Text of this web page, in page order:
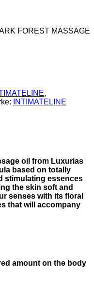
FOREST MASSAGE
,
INTIMATELINE
oil from Luxurias
based on totally
stimulating essences
the skin soft and
senses with its floral
that will accompany
amount on the body